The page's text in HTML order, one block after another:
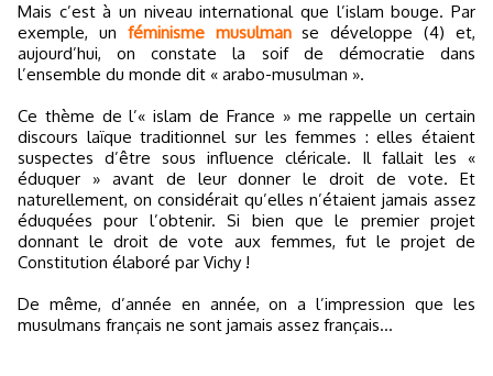
Mais c’est à un niveau international que l’islam bouge. Par
exemple, un féminisme musulmanse développe (4) et,
aujourd’hui, on constate la soif de démocratie dans
l’ensemble du monde dit « arabo-musulman ».
Ce thème de l’« islam de France » me rappelle un certain
discours laïque traditionnel sur les femmes : elles étaient
suspectes d’être sous influence cléricale. Il fallait les «
éduquer » avant de leur donner le droit de vote. Et
naturellement, on considérait qu’elles n’étaient jamais assez
éduquées pour l’obtenir. Si bien que le premier projet
donnant le droit de vote aux femmes, fut le projet de
Constitution élaboré par Vichy !
De même, d’année en année, on a l’impression que les
musulmans français ne sont jamais assez français…